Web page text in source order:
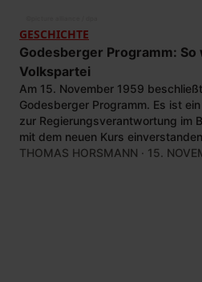
GESCHICHTE
Godesberger Programm: So
Volkspartei
Am 15. November 1959
Godesberger Programm. Es ist
zur Regierungsverantwortung im
mit dem neuen Kurs
THOMAS HORSMANN · 15.